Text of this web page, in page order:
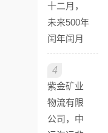
十二月，
未来500年
闰年闰月
4
紫金矿业
物流有限
公司，中